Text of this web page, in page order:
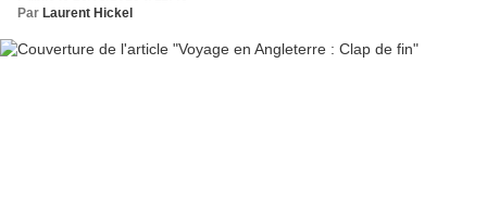
Par Laurent Hickel